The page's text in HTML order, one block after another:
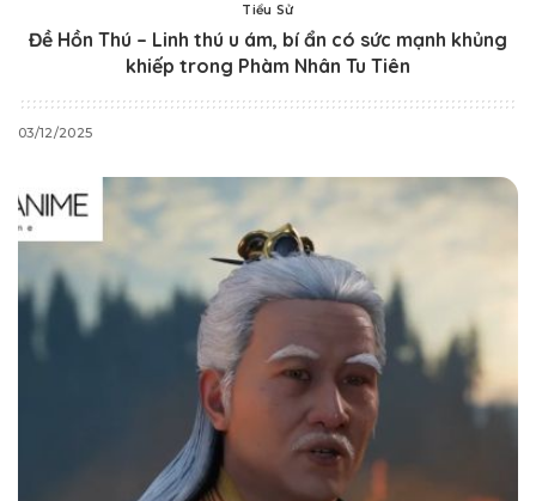
Tiểu Sử
Đề Hồn Thú – Linh thú u ám, bí ẩn có sức mạnh khủng
khiếp trong Phàm Nhân Tu Tiên
03/12/2025